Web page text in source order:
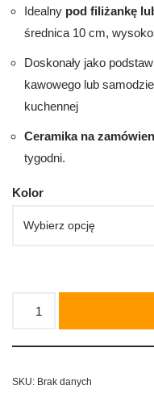
Idealny pod filiżankę
średnica 10 cm,
Doskonały jako
kawowego lub
kuchennej
Ceramika na
tygodni.
Kolor
SKU: Brak danych